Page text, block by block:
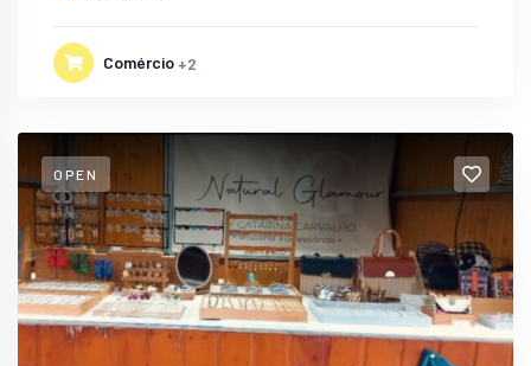
Comércio +2
OPEN